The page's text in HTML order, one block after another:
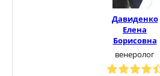
Давиденко
Елена
Борисовна
венеролог